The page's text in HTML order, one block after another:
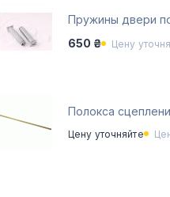
Пружины двери
650 ₴
Цену
Полокса
Цену уточняйте